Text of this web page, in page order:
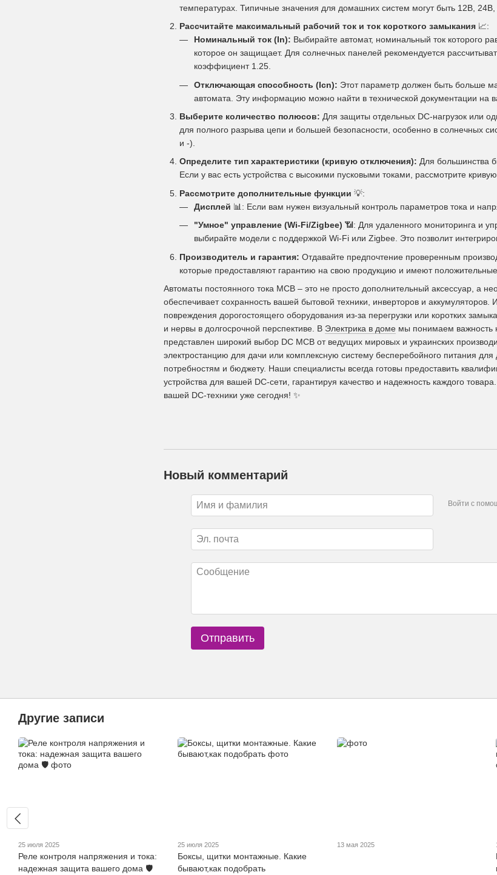
температурах. Типичные значения для домашних систем могут быть 12В,
Рассчитайте максимальный рабочий ток и ток короткого замыкания 📈:
Номинальный ток (In): Выбирайте автомат, номинальный ток которого
которое он защищает. Для солнечных панелей рекомендуется
коэффициент 1.25.
Отключающая способность (Icn): Этот параметр должен быть больше
автомата. Эту информацию можно найти в технической документации на
Выберите количество полюсов: Для защиты отдельных DC-нагрузок или
для полного разрыва цепи и большей безопасности, особенно в солнечных
и -).
Определите тип характеристики (кривую отключения): Для большинства
Если у вас есть устройства с высокими пусковыми токами, рассмотрите кривую
Рассмотрите дополнительные функции 💡:
Дисплей 📊 : Если вам нужен визуальный контроль параметров тока и
"Умное" управление (Wi-Fi/Zigbee) 📶: Для удаленного мониторинга и
выбирайте модели с поддержкой Wi-Fi или Zigbee. Это позволит
Производитель и гарантия: Отдавайте предпочтение проверенным
которые предоставляют гарантию на свою продукцию и имеют положительные
Автоматы постоянного тока MCB – это не просто дополнительный аксессуар, а
обеспечивает сохранность вашей бытовой техники, инверторов и
повреждения дорогостоящего оборудования из-за перегрузки или коротких
и нервы в долгосрочной перспективе. В Электрика в доме мы понимаем важность
представлен широкий выбор DC MCB от ведущих мировых и украинских
электростанцию для дачи или комплексную систему бесперебойного питания
потребностям и бюджету. Наши специалисты всегда готовы предоставить
устройства для вашей DC-сети, гарантируя качество и надежность каждого
вашей DC-техники уже сегодня! ✨
Новый комментарий
Войти с
Отправить
Другие записи
25 июля 2025
Реле контроля напряжения и тока:
надежная защита вашего дома 🛡️
25 июля 2025
Боксы, щитки монтажные. Какие
бывают,как подобрать
13 мая 2025